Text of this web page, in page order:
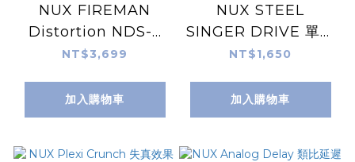
NUX FIREMAN
Distortion NDS-5
破音效果器 (購買即搭
NT$3,699
加入購物車
NUX STEEL
SINGER DRIVE 單顆
效果器 (購買即搭贈
NT$1,650
加入購物車